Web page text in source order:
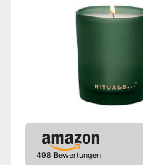
498 Bewertungen